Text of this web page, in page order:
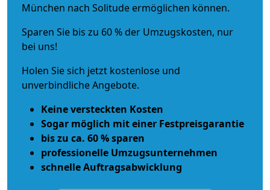
München nach Solitude ermöglichen können.
Sparen Sie bis zu 60 % der Umzugskosten, nur
bei uns!
Holen Sie sich jetzt kostenlose und
unverbindliche Angebote.
Keine versteckten Kosten
Sogar möglich mit einer Festpreisgarantie
bis zu ca. 60 % sparen
professionelle Umzugsunternehmen
schnelle Auftragsabwicklung